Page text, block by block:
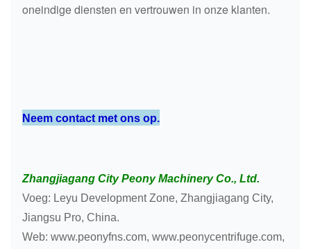
oneindige diensten en vertrouwen in onze klanten.
Neem contact met ons op.
Zhangjiagang City Peony Machinery Co., Ltd.
Voeg: Leyu Development Zone, Zhangjiagang City,
Jiangsu Pro, China.
Web: www.peonyfns.com, www.peonycentrifuge.com,